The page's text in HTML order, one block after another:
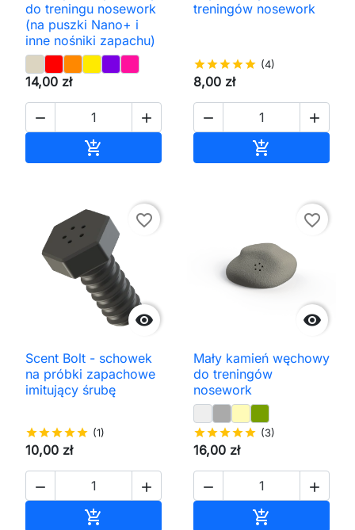
do treningu nosework
(na puszki Nano+ i
inne nośniki zapachu)
14,00 zł
 

treningów nosework
starstarstarstarstar (4)
8,00 zł
 


favorite_border
Scent Bolt - schowek
na próbki zapachowe
imitujący śrubę
starstarstarstarstar (1)
10,00 zł
 


favorite_border
Mały kamień węchowy
do treningów
nosework
starstarstarstarstar (3)
16,00 zł
 
